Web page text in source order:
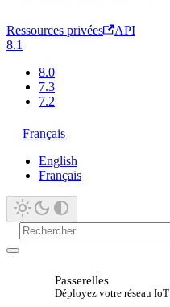
Ressources privées
API
8.1
8.0
7.3
7.2
Français
English
Français
Passerelles
Déployez votre réseau IoT